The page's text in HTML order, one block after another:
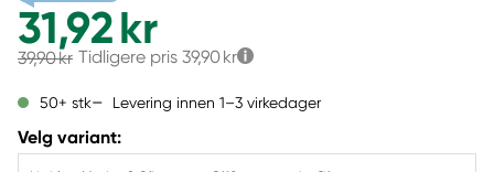
31,92 kr
39,90 kr Tidligere pris 39,90 kr
50+ stk Levering innen 1–3 virkedager
Velg variant: